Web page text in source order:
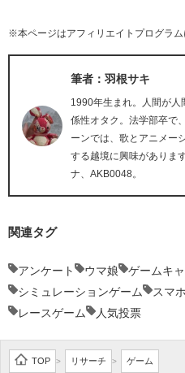
※本ページはアフィリエイトプログラ
筆者：羽根サキ
1990年生まれ。人間が人
係性オタク。法学部卒で
ーンでは、歌とアニメー
する越境に興味がありま
ナ、AKB0048。
関連タグ
アンケート ウマ娘
ゲームキ
シミュレーションゲーム
スマ
レースゲーム
人気投票
TOP > リサーチ > ゲーム